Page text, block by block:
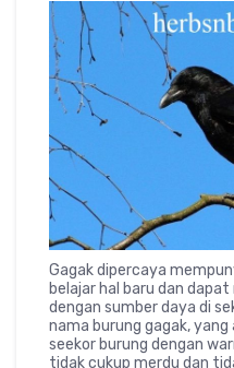
Gagak dipercaya
belajar hal baru dan
dengan sumber daya di
nama burung gagak,
seekor burung dengan
tidak cukup merdu dan